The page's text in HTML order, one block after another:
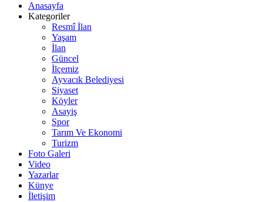
Anasayfa
Kategoriler
Resmî İlan
Yaşam
İlan
Güncel
İlçemiz
Ayvacık Belediyesi
Siyaset
Köyler
Asayiş
Spor
Tarım Ve Ekonomi
Turizm
Foto Galeri
Video
Yazarlar
Künye
İletişim